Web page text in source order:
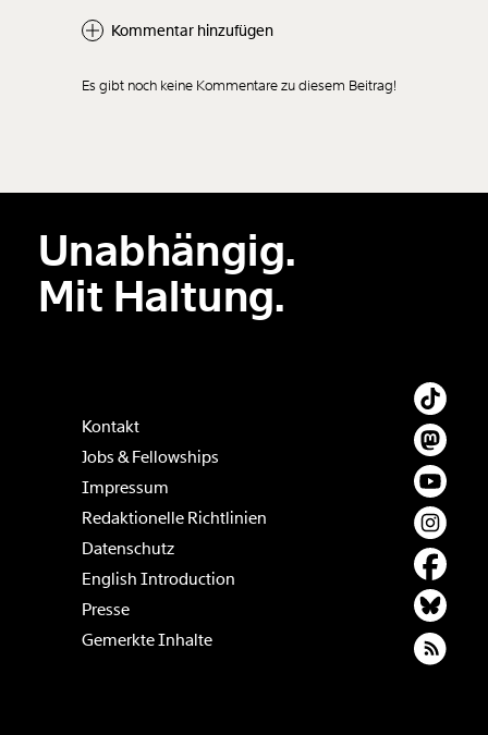
Kommentar hinzufügen
Der Inhalt dieses Feldes wird nicht öffentlich zugänglich angezeigt.
Es gibt noch keine Kommentare zu diesem Beitrag!
Unabhängig.
Mit Haltung.
Kontakt
Jobs & Fellowships
Impressum
Redaktionelle Richtlinien
Datenschutz
English Introduction
Presse
Gemerkte Inhalte